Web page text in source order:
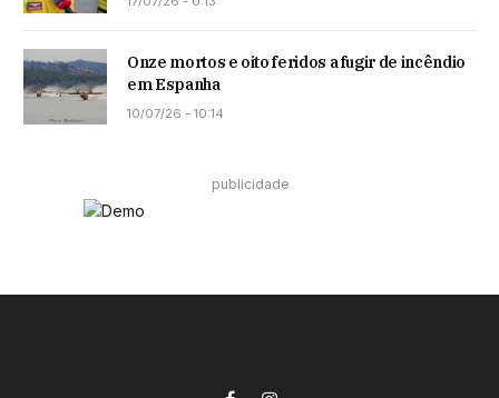
Onze mortos e oito feridos a fugir de incêndio
em Espanha
10/07/26 - 10:14
publicidade